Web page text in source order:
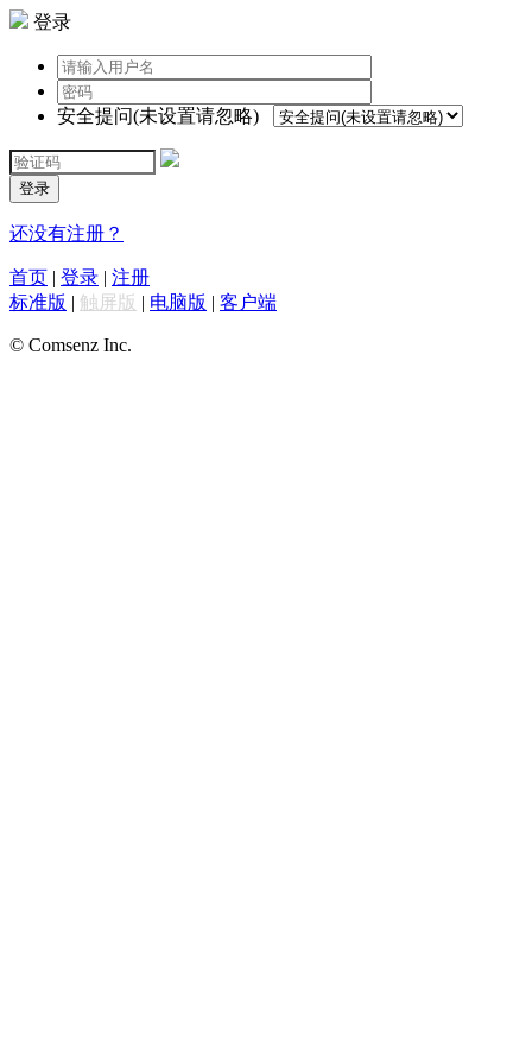
登录
安全提问(未设置请忽略)
登录
还没有注册？
首页 | 登录 | 注册
标准版 | 触屏版 | 电脑版 | 客户端
© Comsenz Inc.